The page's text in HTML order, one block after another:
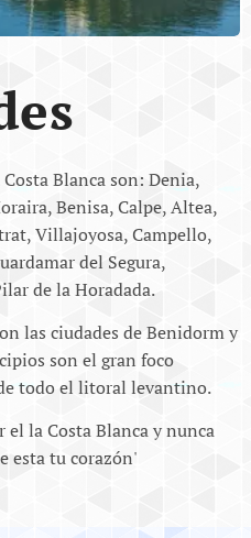
Blanca son: Denia,
Benisa, Calpe, Altea,
Villajoyosa, Campello,
del Segura,
de la Horadada.
las ciudades de Benidorm y
son el gran foco
todo el litoral levantino.
el la Costa Blanca y nunca
esta tu corazón'